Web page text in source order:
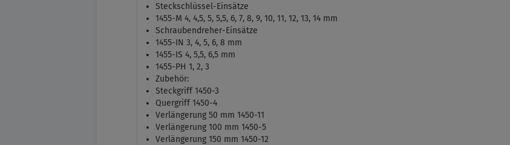
Steckschlüssel-Einsätze
1455-M 4, 4,5, 5, 5,5, 6, 7, 8, 9, 10, 11, 12, 13, 14 mm
Schraubendreher-Einsätze
1455-IN 3, 4, 5, 6, 8 mm
1455-IS 4, 5,5, 6,5 mm
1455-PH 1, 2, 3
Zubehör:
Steckgriff 1450-3
Quergriff 1450-4
Verlängerung 50 mm 1450-11
Verlängerung 100 mm 1450-5
Verlängerung 150 mm 1450-12